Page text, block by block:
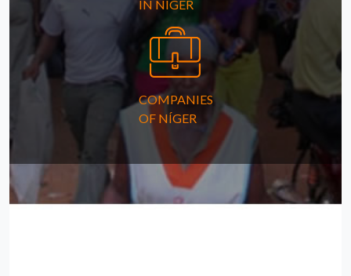
IN NÍGER
COMPANIES
OF NÍGER